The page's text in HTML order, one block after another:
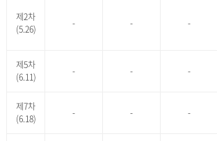
제2차
(5.26)
- - -
제5차
(6.11)
- - -
제7차
(6.18)
- - -